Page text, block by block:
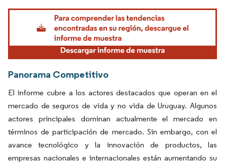
Imagen © Mordor Intelligence. El uso requiere atribución según CC BY 4.0.
Panorama Competitivo
El informe cubre a los actores destacados que operan en el
mercado de seguros de vida y no vida de Uruguay. Algunos
actores principales dominan actualmente el mercado en
términos de participación de mercado. Sin embargo, con el
avance tecnológico y la innovación de productos, las
empresas nacionales e internacionales están aumentando su